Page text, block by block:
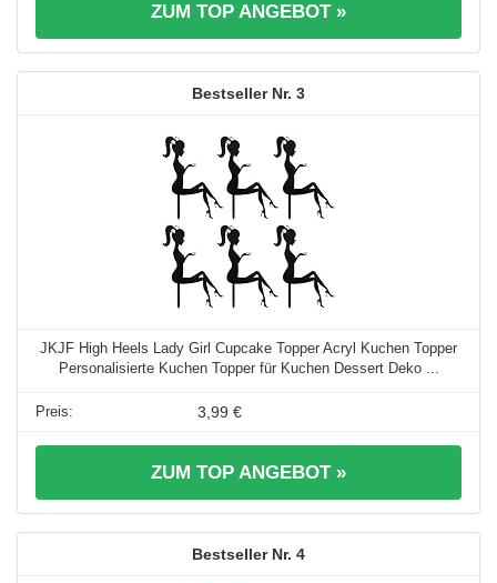
ZUM TOP ANGEBOT »
3
JKJF High Heels Lady Girl Cupcake Topper Acryl Kuchen Topper
Personalisierte Kuchen Topper für Kuchen Dessert Deko ...
3,99 €
ZUM TOP ANGEBOT »
4